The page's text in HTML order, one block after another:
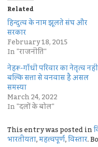
Related
हिन्दुत्व के नाम झूलते संघ और
सरकार
February 18, 2015
In "राजनीति"
नेहरू-गाँधी परिवार का नेतृत्व नहीं
बल्कि सत्ता से वनवास है असल
समस्या
March 24, 2022
In "दलों के बोल"
This entry was posted in
भारतीयता,महत्त्वपूर्ण,विस्तार.